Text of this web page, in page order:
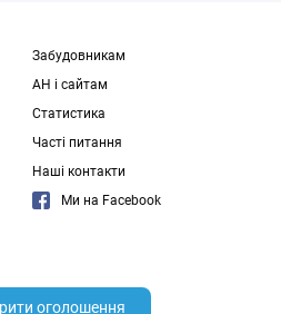
Забудовникам
АН і сайтам
Статистика
Часті питання
Наші контакти
Ми на Facebook
оголошення